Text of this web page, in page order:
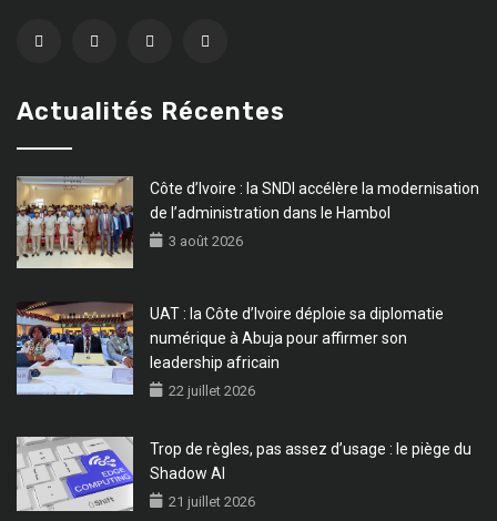
Actualités Récentes
Côte d’Ivoire : la SNDI accélère la modernisation
de l’administration dans le Hambol
3 août 2026
UAT : la Côte d’Ivoire déploie sa diplomatie
numérique à Abuja pour affirmer son
leadership africain
22 juillet 2026
Trop de règles, pas assez d’usage : le piège du
Shadow AI
21 juillet 2026